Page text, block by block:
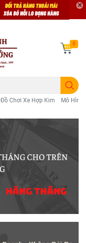
Đồ Chơi Xe Hợp Kim Mô Hình
0